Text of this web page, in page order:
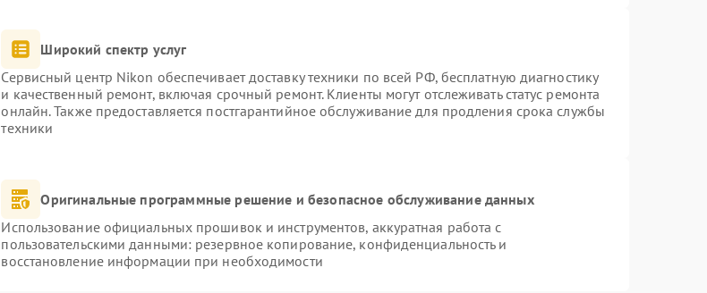
Широкий спектр услуг
Сервисный центр Nikon обеспечивает доставку техники по всей РФ, бесплатную диагностику
и качественный ремонт, включая срочный ремонт. Клиенты могут отслеживать статус ремонта
онлайн. Также предоставляется постгарантийное обслуживание для продления срока службы
техники
Оригинальные программные решение и безопасное обслуживание данных
Использование официальных прошивок и инструментов, аккуратная работа с
пользовательскими данными: резервное копирование, конфиденциальность и
восстановление информации при необходимости